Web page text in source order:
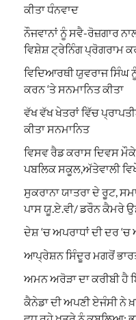
ਕੀਤਾ ਧੰਨਵਾਦ
ਨੌਜਵਾਨਾਂ ਨੂੰ ਸਵੈ-ਰੋਜ਼ਗਾਰ
ਵਿਸ਼ੇਸ਼ ਟ੍ਰੇਨਿੰਗ ਪ੍ਰੋਗਰਾਮ
ਵਿਦਿਆਰਥੀ ਯੁਵਰਾਜ ਸਿੰਘ
ਕਰਨ ‘ਤੇ ਸਨਮਾਨਿਤ ਕੀਤਾ
ਵੱਖ ਵੱਖ ਖੇਤਰਾਂ ਵਿੱਚ
ਕੀਤਾ ਸਨਮਾਨਿਤ
ਵਿਸਵ ਰੈਡ ਕਰਾਸ ਦਿਵਸ
ਪਬਲਿਕ ਸਕੂਲ,ਅੱਤੇਵਾਲੀ
ਸੁਕਰਾਨਾ ਯਾਤਰਾ ਦੇ ਰੂਟ,
ਪਾਸ ਯੂ.ਏ.ਵੀ/ ਡਰੌਨ ਕੈਮਰੇ
ਦੇਸ਼ ‘ਚ ਅਪਰਾਧਾਂ ਦੀ ਦਰ
ਆਪ੍ਰੇਸ਼ਨ ਸਿੰਦੂਰ ਮਗਰੋਂ
ਅਮਨ ਅਰੋੜਾ ਦਾ ਕਰੀਬੀ ਹੈ
ਕੈਨੇਡਾ ਦੀ ਅਪਣੀ ਏਜੰਸੀ ਨੇ